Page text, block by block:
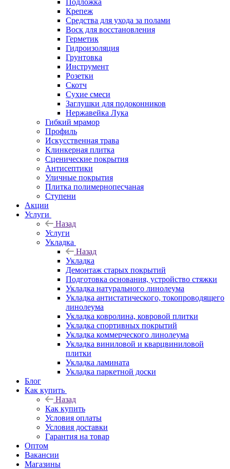
Крепеж
Средства для ухода за полами
Воск для восстановления
Герметик
Гидроизоляция
Грунтовка
Инструмент
Розетки
Скотч
Сухие смеси
Заглушки для подоконников
Нержавейка Лука
Гибкий мрамор
Профиль
Искусственная трава
Клинкерная плитка
Сценические покрытия
Антисептики
Уличные покрытия
Плитка полимернопесчаная
Ступени
Акции
Услуги
Назад
Услуги
Укладка
Назад
Укладка
Демонтаж старых покрытий
Подготовка основания, устройство стяжки
Укладка натурального линолеума
Укладка антистатического, токопроводящего
линолеума
Укладка ковролина, ковровой плитки
Укладка спортивных покрытий
Укладка коммерческого линолеума
Укладка виниловой и кварцвиниловой
плитки
Укладка ламината
Укладка паркетной доски
Блог
Как купить
Назад
Как купить
Условия оплаты
Условия доставки
Гарантия на товар
Оптом
Вакансии
Магазины